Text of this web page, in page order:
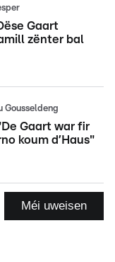
Gaart
zënter bal
Gousseldeng
Gaart war fir
koum d’Haus"
Méi uweisen